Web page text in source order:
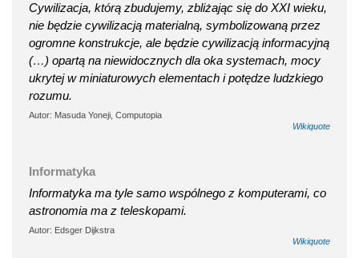
Cywilizacja, którą zbudujemy, zbliżając się do XXI wieku,
nie będzie cywilizacją materialną, symbolizowaną przez
ogromne konstrukcje, ale będzie cywilizacją informacyjną
(…) opartą na niewidocznych dla oka systemach, mocy
ukrytej w miniaturowych elementach i potędze ludzkiego
rozumu.
Autor: Masuda Yoneji, Computopia
Wikiquote
Informatyka
Informatyka ma tyle samo wspólnego z komputerami, co
astronomia ma z teleskopami.
Autor: Edsger Dijkstra
Wikiquote